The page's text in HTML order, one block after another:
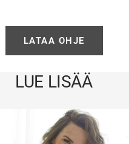
LATAA OHJE
LUE LISÄÄ